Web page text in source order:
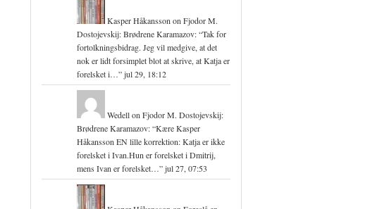
Kasper Håkansson on Fjodor M.
Dostojevskij: Brødrene Karamazov: “Tak for
fortolkningsbidrag. Jeg vil medgive, at det
nok er lidt forsimplet blot at skrive, at Katja er
forelsket i…”jul 29, 18:12
Wedellon Fjodor M. Dostojevskij:
Brødrene Karamazov: “Kære Kasper
Håkansson EN lille korrektion: Katja er ikke
forelsket i Ivan.Hun er forelsket i Dmitrij,
mens Ivan er forelsket…”jul 27, 07:53